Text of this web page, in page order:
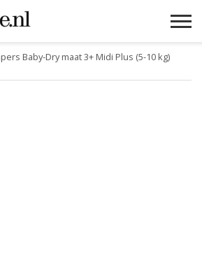
Baby-Dry maat 3+ Midi Plus (5-10 kg)